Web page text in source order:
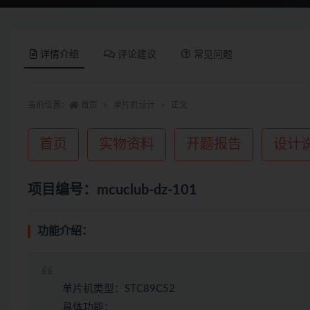
详情介绍 评论建议 常见问题
首页 实物资料 开题报告 设计
项目编号：mcuclub-dz-101
功能介绍：
单片机类型：STC89C52
具体功能：